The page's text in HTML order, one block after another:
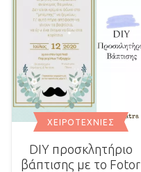
ΧΕΙΡΟΤΕΧΝΊΕΣ
DIY προσκλητήριο
βάπτισης με το Fotor